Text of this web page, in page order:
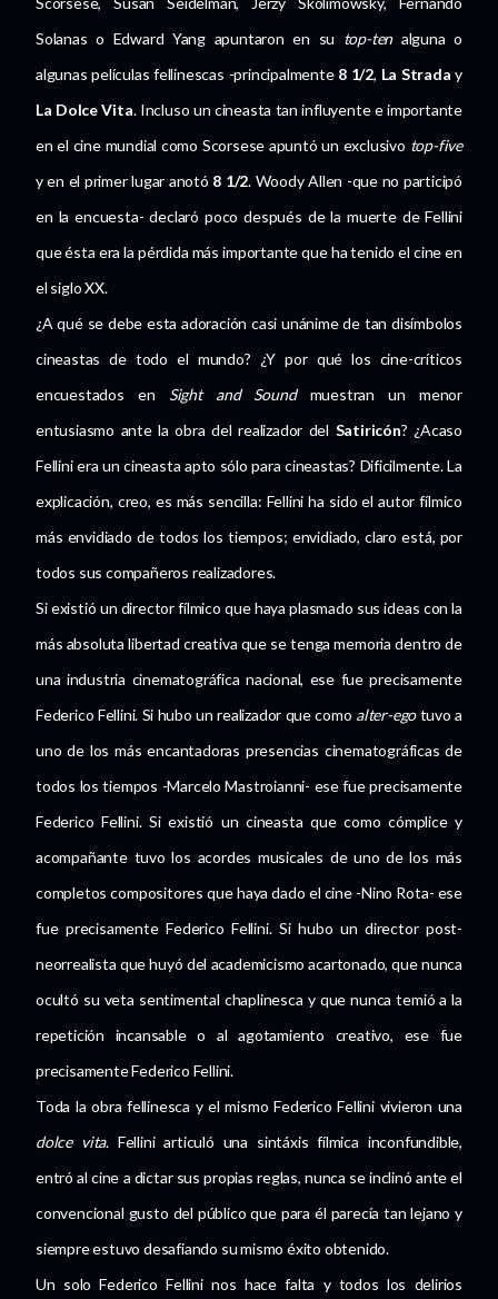
Solanas o Edward Yang apuntaron en su top-tenalguna o
algunas películas fellinescas -principalmente 8 1/2, La Strada y
La Dolce Vita. Incluso un cineasta tan influyente e importante
en el cine mundial como Scorsese apuntó un exclusivo top-five
y en el primer lugar anotó 8 1/2. Woody Allen -que no participó
en la encuesta- declaró poco después de la muerte de Fellini
que ésta era la pérdida más importante que ha tenido el cine en
el siglo XX.
¿A qué se debe esta adoración casi unánime de tan disímbolos
cineastas de todo el mundo? ¿Y por qué los cine-críticos
encuestados en Sight and Soundmuestran un menor
entusiasmo ante la obra del realizador del Satiricón? ¿Acaso
Fellini era un cineasta apto sólo para cineastas? Dificilmente. La
explicación, creo, es más sencilla: Fellini ha sido el autor fílmico
más envidiado de todos los tiempos; envidiado, claro está, por
todos sus compañeros realizadores.
Si existió un director fílmico que haya plasmado sus ideas con la
más absoluta libertad creativa que se tenga memoria dentro de
una industria cinematográfica nacional, ese fue precisamente
Federico Fellini. Si hubo un realizador que como alter-egotuvo a
uno de los más encantadoras presencias cinematográficas de
todos los tiempos -Marcelo Mastroianni- ese fue precisamente
Federico Fellini. Si existió un cineasta que como cómplice y
acompañante tuvo los acordes musicales de uno de los más
completos compositores que haya dado el cine -Nino Rota- ese
fue precisamente Federico Fellini. Si hubo un director post-
neorrealista que huyó del academicismo acartonado, que nunca
ocultó su veta sentimental chaplinesca y que nunca temió a la
repetición incansable o al agotamiento creativo, ese fue
precisamente Federico Fellini.
Toda la obra fellinesca y el mismo Federico Fellini vivieron una
dolce vita. Fellini articuló una sintáxis fílmica inconfundible,
entró al cine a dictar sus propias reglas, nunca se inclinó ante el
convencional gusto del público que para él parecía tan lejano y
siempre estuvo desafiando su mismo éxito obtenido.
Un solo Federico Fellini nos hace falta y todos los delirios